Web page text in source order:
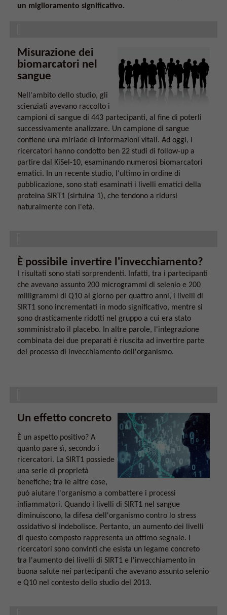
un miglioramento significativo.
Misurazione dei
biomarcatori nel
sangue
Nell'ambito dello studio, gli
scienziati avevano raccolto i
campioni di sangue di 443 partecipanti, al fine di poterli
successivamente analizzare. Un campione di sangue
contiene una miriade di informazioni vitali. Ad oggi, i
ricercatori hanno condotto ben 22 studi di follow-up a
partire dal KiSel-10, esaminando numerosi biomarcatori
ematici. In un recente studio, l'ultimo in ordine di
pubblicazione, sono stati esaminati i livelli ematici della
proteina SIRT1 (sirtuina 1), che tendono a ridursi
naturalmente con l'età.
È possibile invertire l'invecchiamento?
I risultati sono stati sorprendenti. Infatti, tra i partecipanti
che avevano assunto 200 microgrammi di selenio e 200
milligrammi di Q10 al giorno per quattro anni, i livelli di
SIRT1 sono incrementati in modo significativo, mentre si
sono drasticamente ridotti nel gruppo a cui era stato
somministrato il placebo. In altre parole, l'integrazione
combinata dei due preparati è riuscita ad invertire parte
del processo di invecchiamento dell'organismo.
Un effetto concreto
È un aspetto positivo? A
quanto pare sì, secondo i
ricercatori. La SIRT1 possiede
una serie di proprietà
benefiche; tra le altre cose,
può aiutare l'organismo a combattere i processi
infiammatori. Quando i livelli di SIRT1 nel sangue
diminuiscono, la difesa dell'organismo contro lo stress
ossidativo si indebolisce. Pertanto, un aumento dei livelli
di questo composto rappresenta un ottimo segnale. I
ricercatori sono convinti che esista un legame concreto
tra l'aumento dei livelli di SIRT1 e l'invecchiamento in
buona salute nei partecipanti che avevano assunto selenio
e Q10 nel contesto dello studio del 2013.